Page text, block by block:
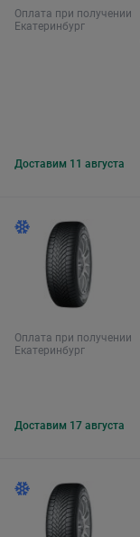
Оплата при получении
Екатеринбург
Доставим 11 августа
Оплата при получении
Екатеринбург
Доставим 17 августа